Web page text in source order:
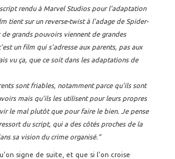
rendu à Marvel Studios pour l'adaptation
tient sur un reverse-twist à l'adage de Spider-
grands pouvoirs viennent de grandes
un film qui s'adresse aux parents, pas aux
vu ça, que ce soit dans les adaptations de
sont friables, notamment parce qu'ils sont
mais qu'ils les utilisent pour leurs propres
le mal plutôt que pour faire le bien. Je pense
du script, qui a des côtés proches de la
sa vision du crime organisé.”
signe de suite, et que si l'on croise